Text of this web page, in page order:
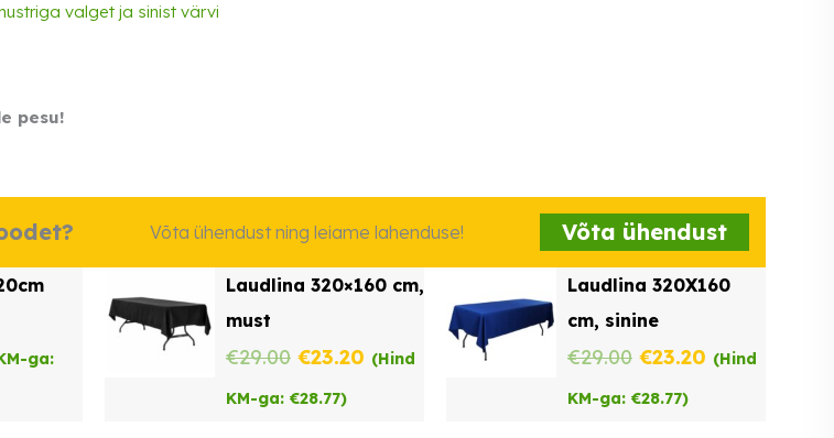
valget ja sinist värvi
pesu!
Võta ühendust ning leiame lahenduse! Võta ühendust
ga:
Laudlina 320×160 cm,
must
€29.00 Algne
hind
€23.20 Praegune
(Hind
KM-ga: €28.77)
Laudlina 320X160
cm, sinine
€29.00 Algne
hind
€23.20 Praegune
(Hind
KM-ga: €28.77)